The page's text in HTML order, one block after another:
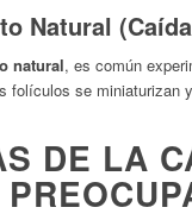
Natural
natural, es común
folículos se miniaturizan
DE LA